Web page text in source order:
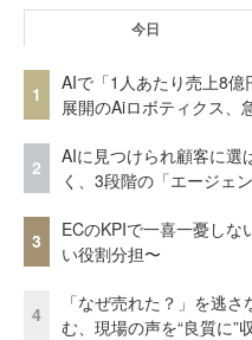
今日
1
AIで「1人あたり売上8億
展開のAiロボティクス、
2
AIに見つけられ顧客に選
く、3段階の「エージェ
3
ECのKPIで一喜一憂しな
い役割分担〜
4
「なぜ売れた？」を逃
む、現場の声を“良質に”